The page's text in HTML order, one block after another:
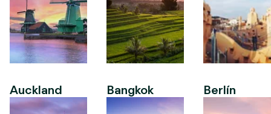
Auckland Bangkok Berlín